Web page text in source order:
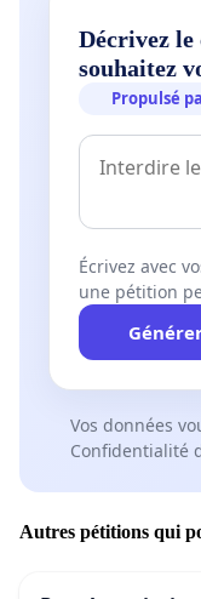
Menace :
d'autres
pour
Décrivez le
souhaitez
Propulsé
Écrivez avec
une pétition
Vos données
Confidentialité
Autres pétitions qui